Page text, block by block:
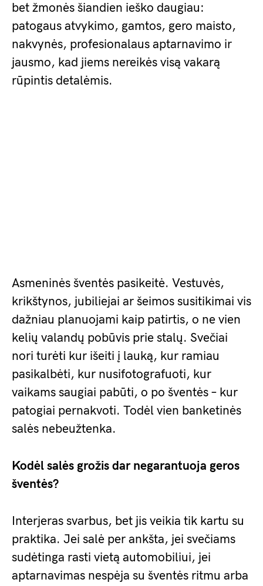
bet žmonės šiandien ieško daugiau:
patogaus atvykimo, gamtos, gero maisto,
nakvynės, profesionalaus aptarnavimo ir
jausmo, kad jiems nereikės visą vakarą
rūpintis detalėmis.
Asmeninės šventės pasikeitė. Vestuvės,
krikštynos, jubiliejai ar šeimos susitikimai vis
dažniau planuojami kaip patirtis, o ne vien
kelių valandų pobūvis prie stalų. Svečiai
nori turėti kur išeiti į lauką, kur ramiau
pasikalbėti, kur nusifotografuoti, kur
vaikams saugiai pabūti, o po šventės – kur
patogiai pernakvoti. Todėl vien banketinės
salės nebeužtenka.
Kodėl salės grožis dar negarantuoja geros
šventės?
Interjeras svarbus, bet jis veikia tik kartu su
praktika. Jei salė per ankšta, jei svečiams
sudėtinga rasti vietą automobiliui, jei
aptarnavimas nespėja su šventės ritmu arba